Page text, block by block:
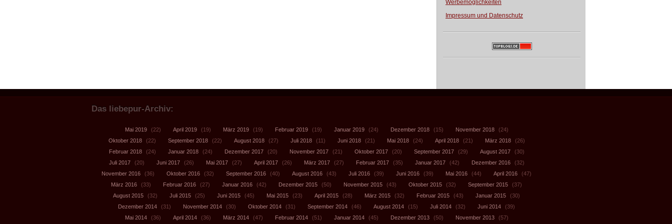
Werbemöglichkeiten
Impressum und Datenschutz
Das liebepur-Archiv:
Mai 2019 (22) April 2019 (19) März 2019 (19) Februar 2019 (19) Januar 2019 (24) Dezember 2018 (15) November 2018
(24)
Oktober 2018
(22) September 2018 (22) August 2018 (27) Juli 2018 (11) Juni 2018 (21) Mai 2018 (24) April 2018 (21) März 2018
(26)
Februar 2018
(24) Januar 2018 (24) Dezember 2017 (20) November 2017 (21) Oktober 2017 (20) September 2017 (29) August 2017
(30)
Juli 2017
(20) Juni 2017 (26) Mai 2017 (27) April 2017 (26) März 2017 (27) Februar 2017 (35) Januar 2017 (42) Dezember 2016
(32)
November 2016
(36) Oktober 2016 (32) September 2016 (40) August 2016 (43) Juli 2016 (39) Juni 2016 (39) Mai 2016 (44) April 2016
(47)
März 2016
(33) Februar 2016 (27) Januar 2016 (42) Dezember 2015 (50) November 2015 (43) Oktober 2015 (32) September 2015
(37)
August 2015
(32) Juli 2015 (25) Juni 2015 (45) Mai 2015 (23) April 2015 (28) März 2015 (32) Februar 2015 (43) Januar 2015
(30)
Dezember 2014
(31) November 2014 (30) Oktober 2014 (31) September 2014 (46) August 2014 (15) Juli 2014 (32) Juni 2014
(39)
Mai 2014
(36) April 2014 (36) März 2014 (47) Februar 2014 (51) Januar 2014 (45) Dezember 2013 (50) November 2013 (57)